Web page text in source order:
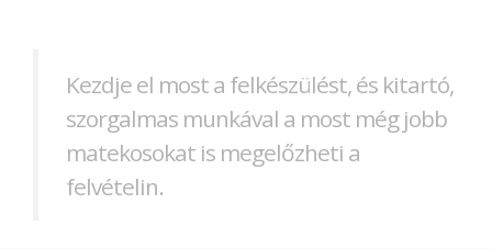
Kezdje el most a felkészülést, és kitartó,
szorgalmas munkával a most még jobb
matekosokat is megelőzheti a
felvételin.